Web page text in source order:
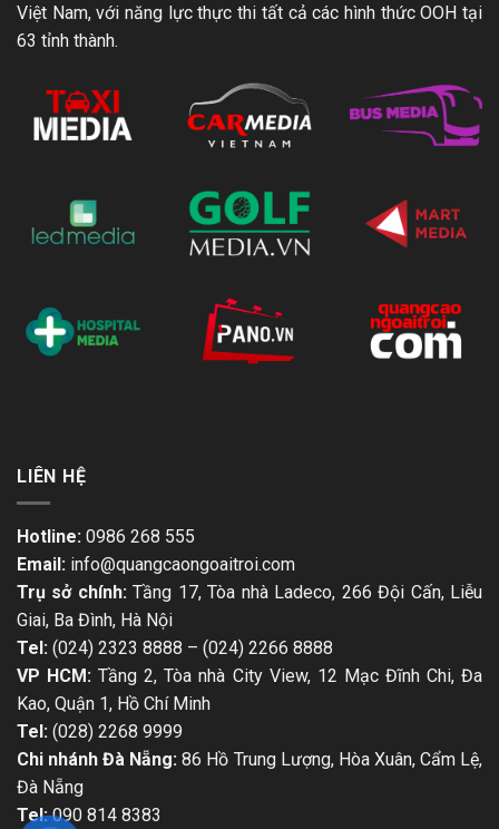
Việt Nam, với năng lực thực thi tất cả các hình thức OOH tại
63 tỉnh thành.
LIÊN HỆ
Hotline: 0986 268 555
Email: info@quangcaongoaitroi.com
Trụ sở chính:Tầng 17, Tòa nhà Ladeco, 266 Đội Cấn, Liễu
Giai, Ba Đình, Hà Nội
Tel: (024) 2323 8888 – (024) 2266 8888
VP HCM: Tầng 2, Tòa nhà City View, 12 Mạc Đĩnh Chi, Đa
Kao, Quận 1, Hồ Chí Minh
Tel: (028) 2268 9999
Chi nhánh Đà Nẵng: 86 Hồ Trung Lượng, Hòa Xuân, Cẩm Lệ,
Đà Nẵng
Tel: 090 814 8383